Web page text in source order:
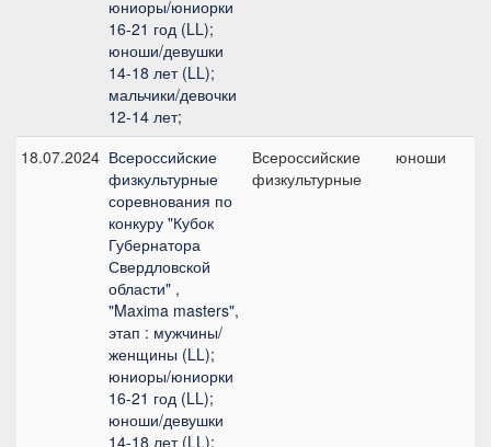
юниоры/юниорки
16-21 год (LL);
юноши/девушки
14-18 лет (LL);
мальчики/девочки
12-14 лет;
18.07.2024 Всероссийские
физкультурные
соревнования по
конкуру "Кубок
Губернатора
Свердловской
области" ,
"Maxima masters",
этап : мужчины/
женщины (LL);
юниоры/юниорки
16-21 год (LL);
юноши/девушки
14-18 лет (LL);
Всероссийские
физкультурные
юноши